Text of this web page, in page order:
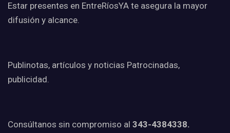
Estar presentes en EntreRíosYA te asegura la mayor
difusión y alcance.
Publinotas, artículos y noticias Patrocinadas,
publicidad.
Consúltanos sin compromiso al 343-4384338.